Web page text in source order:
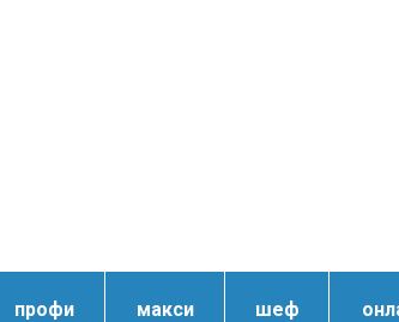
профи макси шеф